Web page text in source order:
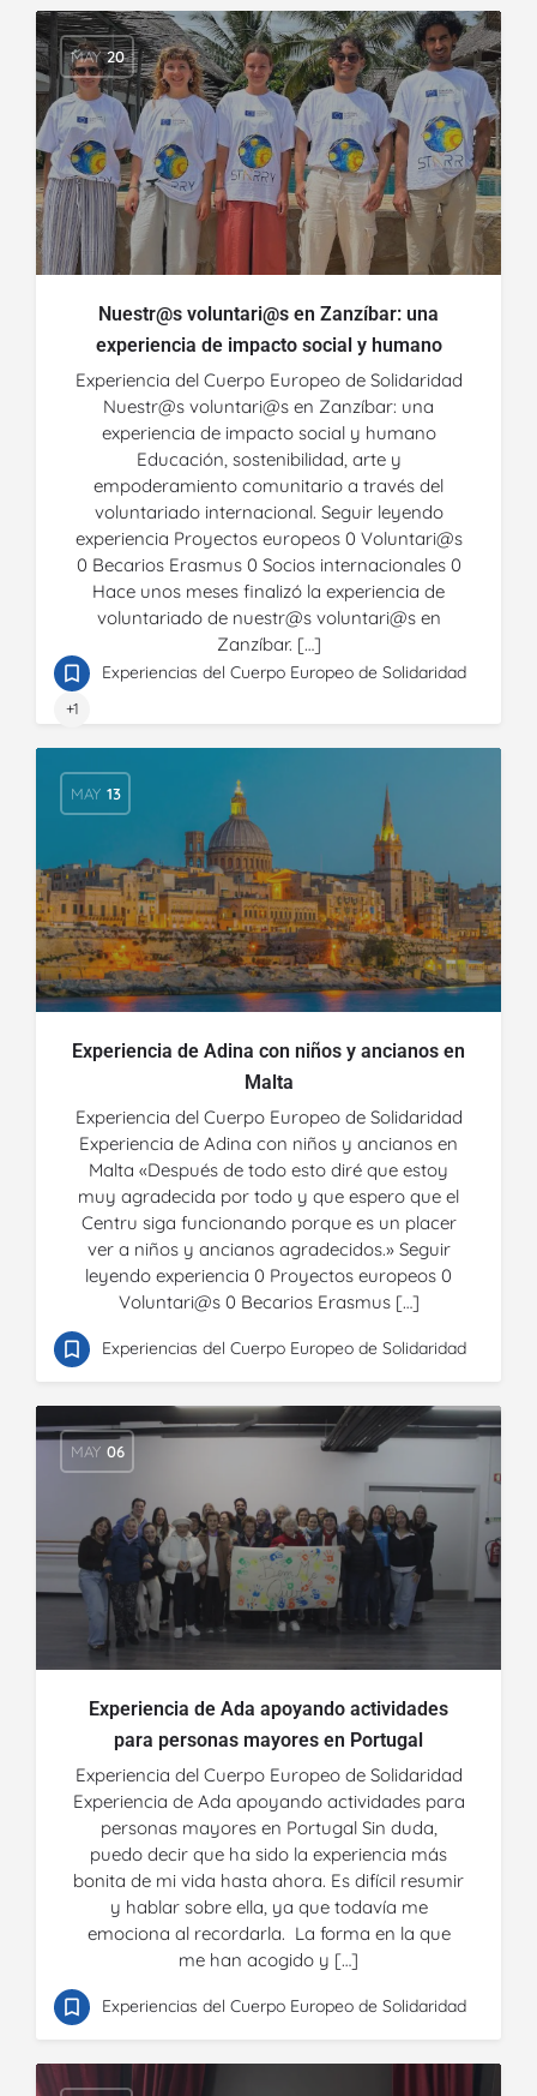
MAY 20
Nuestr@s voluntari@s en Zanzíbar: una
experiencia de impacto social y humano
Experiencia del Cuerpo Europeo de Solidaridad
Nuestr@s voluntari@s en Zanzíbar: una
experiencia de impacto social y humano
Educación, sostenibilidad, arte y
empoderamiento comunitario a través del
voluntariado internacional. Seguir leyendo
experiencia Proyectos europeos 0 Voluntari@s
0 Becarios Erasmus 0 Socios internacionales 0
Hace unos meses finalizó la experiencia de
voluntariado de nuestr@s voluntari@s en
Zanzíbar. […]
Experiencias del Cuerpo Europeo de Solidaridad
+1
MAY 13
Experiencia de Adina con niños y ancianos en
Malta
Experiencia del Cuerpo Europeo de Solidaridad
Experiencia de Adina con niños y ancianos en
Malta «Después de todo esto diré que estoy
muy agradecida por todo y que espero que el
Centru siga funcionando porque es un placer
ver a niños y ancianos agradecidos.» Seguir
leyendo experiencia 0 Proyectos europeos 0
Voluntari@s 0 Becarios Erasmus […]
Experiencias del Cuerpo Europeo de Solidaridad
MAY 06
Experiencia de Ada apoyando actividades
para personas mayores en Portugal
Experiencia del Cuerpo Europeo de Solidaridad
Experiencia de Ada apoyando actividades para
personas mayores en Portugal Sin duda,
puedo decir que ha sido la experiencia más
bonita de mi vida hasta ahora. Es difícil resumir
y hablar sobre ella, ya que todavía me
emociona al recordarla. La forma en la que
me han acogido y […]
Experiencias del Cuerpo Europeo de Solidaridad